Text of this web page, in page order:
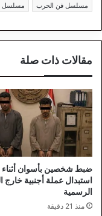
مسلسل فن الحرب
مسلسل
مقالات ذات صلة
ضبط شخصين بأسوان أثناء
استبدال عملة أجنبية خارج
الرسمية
منذ 21 دقيقة